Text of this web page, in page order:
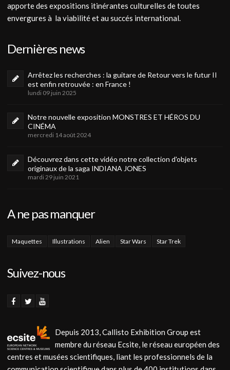
apporte des expositions itinérantes culturelles de toutes
envergures à la viabilité et au succés international.
Dernières news
Arrêtez les recherches : la guitare de Retour vers le futur II
est enfin retrouvée : en France !
lundi 09 juin 2025
Notre nouvelle exposition MONSTRES ET HÉROS DU
CINÉMA
mercredi 14 août 2024
Découvrez dans cette vidéo notre collection d'objets
originaux de la saga INDIANA JONES
mardi 29 juin 2021
A ne pas manquer
Maquettes Illustrations Alien Star Wars Star Trek
Suivez-nous
Depuis 2013, Callisto Exhibition Group est
membre du réseau Ecsite, le réseau européen des
centres et musées scientifiques, liant les professionnels de la